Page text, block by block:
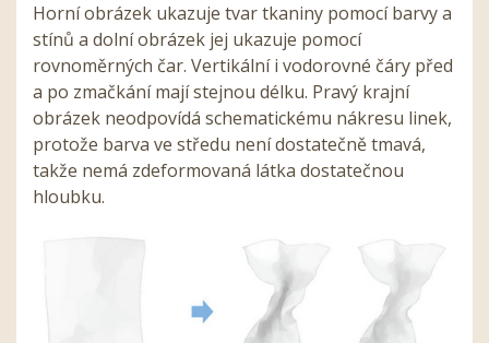
Horní obrázek ukazuje tvar tkaniny pomocí barvy a
stínů a dolní obrázek jej ukazuje pomocí
rovnoměrných čar. Vertikální i vodorovné čáry před
a po zmačkání mají stejnou délku. Pravý krajní
obrázek neodpovídá schematickému nákresu linek,
protože barva ve středu není dostatečně tmavá,
takže nemá zdeformovaná látka dostatečnou
hloubku.